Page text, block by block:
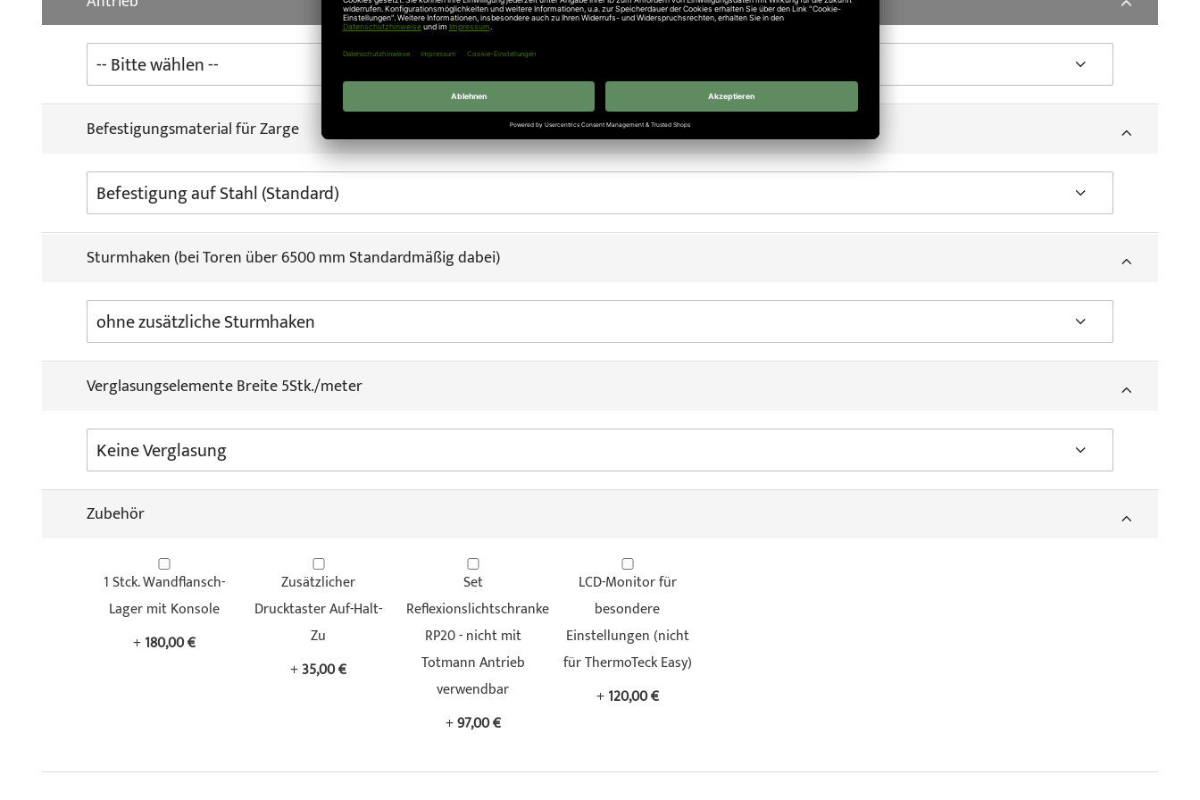
Befestigungsmaterial für Zarge
Sturmhaken (bei Toren über 6500 mm Standardmäßig dabei)
Verglasungselemente Breite 5Stk./meter
Zubehör
1 Stck. Wandflansch-
Lager mit Konsole
+180,00 €
Zusätzlicher
Drucktaster Auf-Halt-
Zu
+35,00 €
Set
Reflexionslichtschranke
RP20 - nicht mit
Totmann Antrieb
verwendbar
+97,00 €
LCD-Monitor für
besondere
Einstellungen (nicht
für ThermoTeck Easy)
+120,00 €